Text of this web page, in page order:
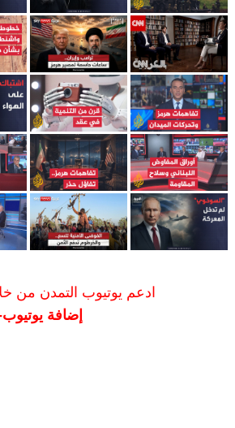
ادعم يوتيوب التمدن من
إضافة